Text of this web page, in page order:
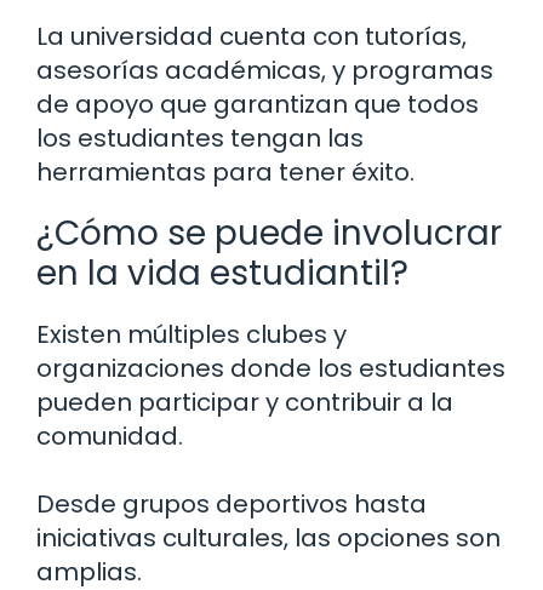
La universidad cuenta con tutorías,
asesorías académicas, y programas
de apoyo que garantizan que todos
los estudiantes tengan las
herramientas para tener éxito.
¿Cómo se puede involucrar
en la vida estudiantil?
Existen múltiples clubes y
organizaciones donde los estudiantes
pueden participar y contribuir a la
comunidad.
Desde grupos deportivos hasta
iniciativas culturales, las opciones son
amplias.